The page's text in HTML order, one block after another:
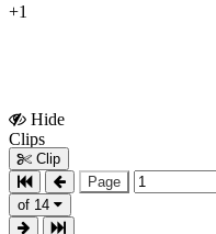
+1
Hide
Clips
Clip
Page
of 14